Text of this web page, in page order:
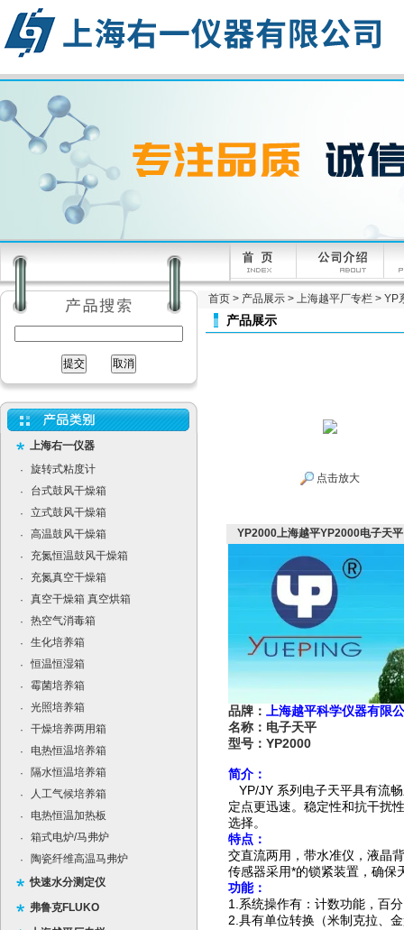
上海右一仪器
·
旋转式粘度计
·
台式鼓风干燥箱
·
立式鼓风干燥箱
·
高温鼓风干燥箱
·
充氮恒温鼓风干燥箱
·
充氮真空干燥箱
·
真空干燥箱 真空烘箱
·
热空气消毒箱
·
生化培养箱
·
恒温恒湿箱
·
霉菌培养箱
·
光照培养箱
·
干燥培养两用箱
·
电热恒温培养箱
·
隔水恒温培养箱
·
人工气候培养箱
·
电热恒温加热板
·
箱式电炉/马弗炉
·
陶瓷纤维高温马弗炉
快速水分测定仪
弗鲁克FLUKO
首页 > 产品展示 > 上海越平厂专栏 > YP
产品展示
点击放大
YP2000上海越平YP2000电子天
品牌：
上海越平科学仪器有限
名称：电子天平
型号：YP2000
简介：
YP/JY 系列电子天平具有流
定点更迅速。稳定性和抗干扰
选择。
特点：
交直流两用，带水准仪，液晶
传感器采用*的锁紧装置，确保
功能：
1. 系统操作有：计数功能，百
2. 具有单位转换（米制克拉、